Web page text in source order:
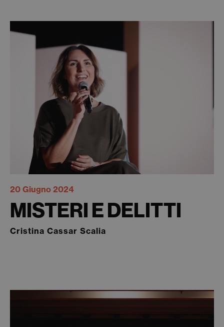
20 Giugno 2024
MISTERI E DELITTI
Cristina Cassar Scalia